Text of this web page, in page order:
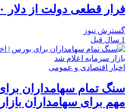
فرار قطعی دولت از دلار ۱۱۰ هزار تومانی
گسترش نیوز
1 سال قبل
اخبار اقتصادی و عمومی
سنگ تمام سهامداران
مهم برای سهامداران